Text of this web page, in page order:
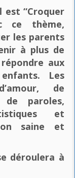
est “Croquer
ce thème,
les parents
à plus de
aux
Les
de
de paroles,
et
saine et
déroulera à